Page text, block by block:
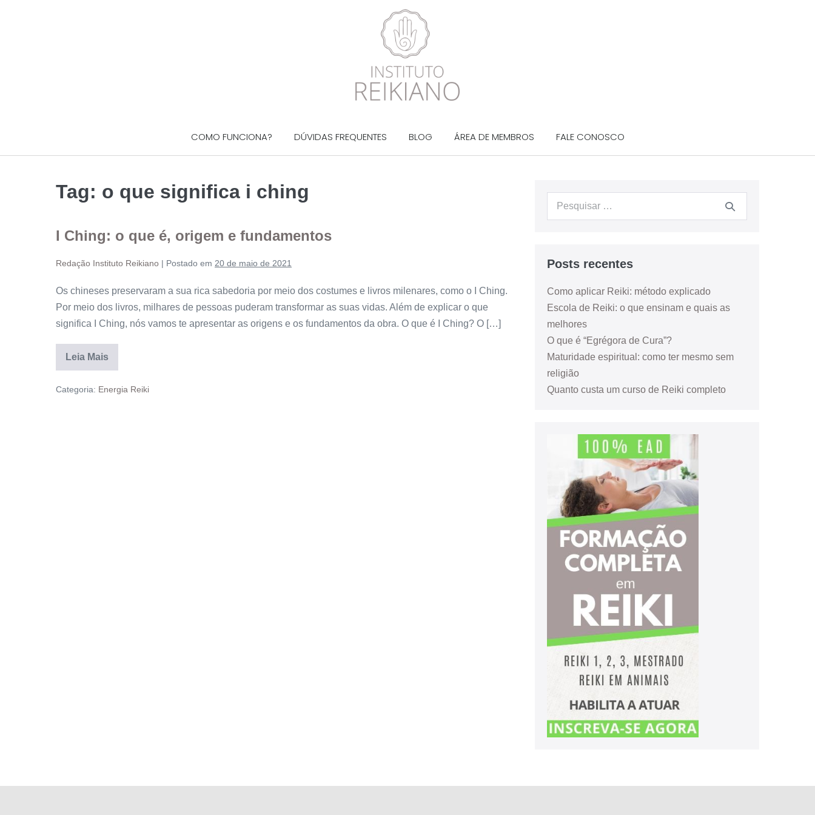
COMO FUNCIONA? DÚVIDAS FREQUENTES BLOG ÁREA DE MEMBROS FALE CONOSCO
Tag: o que significa i ching
I Ching: o que é, origem e fundamentos
Redação Instituto Reikiano | Postado em 20 de maio de 2021
Os chineses preservaram a sua rica sabedoria por meio dos costumes e livros milenares, como o I Ching.
Por meio dos livros, milhares de pessoas puderam transformar as suas vidas. Além de explicar o que
significa I Ching, nós vamos te apresentar as origens e os fundamentos da obra. O que é I Ching? O […]
Leia Mais
Categoria: Energia Reiki
Posts recentes
Como aplicar Reiki: método explicado
Escola de Reiki: o que ensinam e quais as
melhores
O que é “Egrégora de Cura”?
Maturidade espiritual: como ter mesmo sem
religião
Quanto custa um curso de Reiki completo